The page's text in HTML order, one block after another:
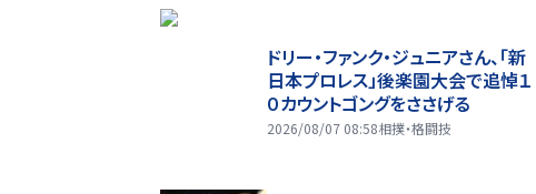
ドリー・ファンク・ジュニアさん、「新
日本プロレス」後楽園大会で追悼１
０カウントゴングをささげる
2026/08/07 08:58相撲・格闘技